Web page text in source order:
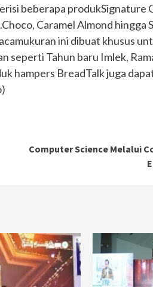
beberapa produkSignature
Caramel Almond hingga
ini dibuat khusus
seperti Tahun baru Imlek,
hampers BreadTalk juga
Computer Science Melalui